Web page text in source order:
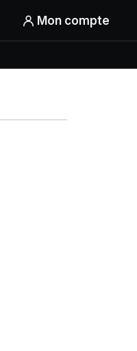
Mon compte